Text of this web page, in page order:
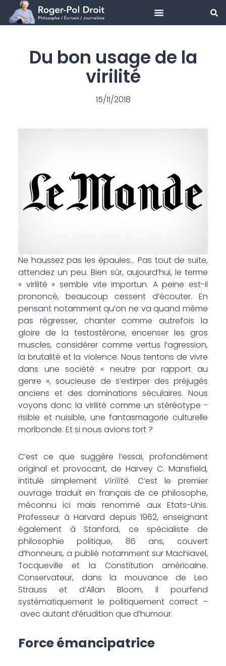
Aller
contenuDu bon usage de la
virilité
15/11/2018
Ne haussez pas les épaules… Pas tout de suite,
attendez un peu. Bien sûr, au­jourd’hui, le terme
­« virilité » semble vite ­importun. A peine est-il
prononcé, beaucoup cessent d’écouter. En
pensant notamment qu’on ne va quand même
pas ­régresser, chanter comme autrefois la
gloire de la testostérone, encenser les gros
muscles, considérer comme vertus l’agression,
la brutalité et la violence. Nous tentons de vivre
dans une société « neutre par rapport au
genre », soucieuse de s’extirper des préjugés
anciens et des dominations séculaires. Nous
voyons donc la virilité comme un stéréotype ­
risible et nuisible, une fantasmagorie ­culturelle
moribonde. Et si nous avions tort ?
C’est ce que suggère l’essai, ­profondément
original et pro­vocant, de Harvey C. Mansfield,
intitulé simplement Virilité. C’est le premier
ouvrage traduit en français de ce philosophe,
méconnu ici mais renommé aux Etats-Unis.
Professeur à Harvard depuis 1962, enseignant
également à Stanford, ce spécialiste de
philosophie politique, 86 ans, couvert
d’honneurs, a publié notamment sur Machiavel,
Tocqueville et la Constitution américaine.
Conservateur, dans la mouvance de Leo
Strauss et d’Allan Bloom, il pourfend
systématiquement le politiquement correct –
avec autant d’érudition que d’humour.
Force émancipatrice